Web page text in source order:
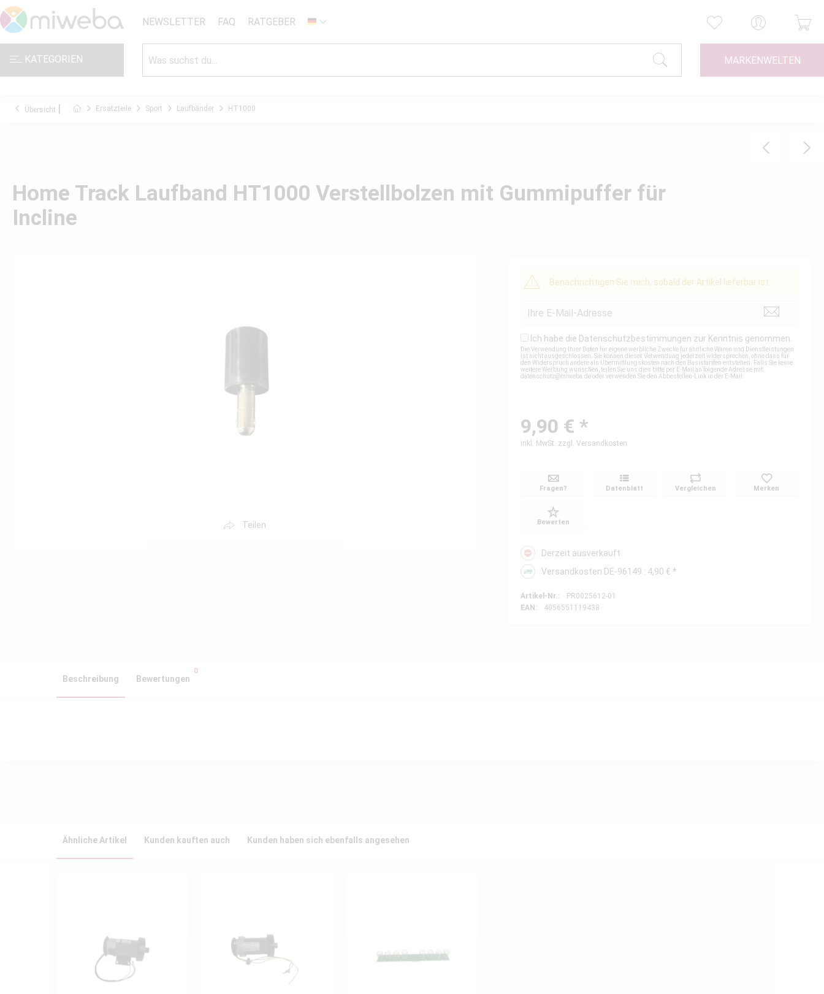
NEWSLETTER FAQ RATGEBER DE
KATEGORIEN MARKENWELTEN
Übersicht Ersatzteile Sport Laufbänder HT1000
Home Track Laufband HT1000 Verstellbolzen mit Gummipuffer für
Incline
Teilen
Benachrichtigen Sie mich, sobald der Artikel lieferbar ist.
Ich habe die Datenschutzbestimmungen zur Kenntnis genommen.
Die Verwendung Ihrer Daten für eigene werbliche Zwecke für ähnliche Waren und Dienstleistungen
ist nicht ausgeschlossen. Sie können dieser Verwendung jederzeit widersprechen, ohne dass für
den Widerspruch andere als Übermittlungskosten nach den Basistarifen entstehen. Falls Sie keine
weitere Werbung wünschen, teilen Sie uns dies bitte per E-Mail an folgende Adresse mit:
datenschutz@miweba.deoder verwenden Sie den Abbestellen-Link in der E-Mail.
9,90 € *
inkl. MwSt. zzgl. Versandkosten
Fragen? Datenblatt Vergleichen Merken
Bewerten
Derzeit ausverkauft
Versandkosten DE-96149 : 4,90 € *
Artikel-Nr.:
PR0025612-01
EAN:
4056551119438
Beschreibung Bewertungen
0
Ähnliche Artikel Kunden kauften auch Kunden haben sich ebenfalls angesehen